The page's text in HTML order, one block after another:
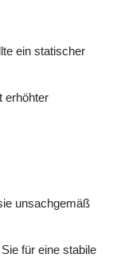
ein statischer
erhöhter
unsachgemäß
für eine stabile